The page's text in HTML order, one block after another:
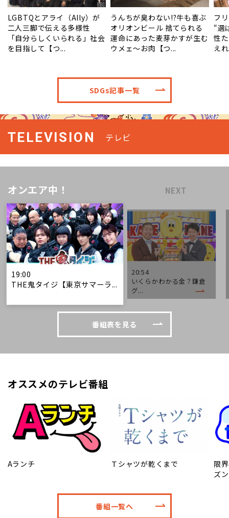
LGBTQとアライ（Ally）が
二人三脚で伝える多様性
「自分らしくいられる」社会
を目指して【つ...
うんちが臭わない!?牛も喜ぶ
オリオンビール 捨てられる
運命にあった麦芽かすが生む
ウメェ～お肉【つ...
フ
“選
性
え
SDGs記事一覧
TELEVISION テレビ
オンエア中！ NEXT
19:00
THE鬼タイジ【東京サマーラ...
20:54
いくらかわかる金？鎌倉
グ...
番組表を見る
オススメのテレビ番組
Aランチ Ｔシャツが乾くまで
限
ズ
番組一覧へ